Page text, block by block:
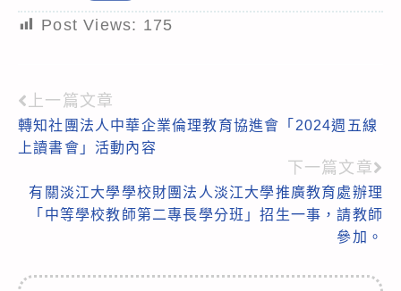
Post Views: 175
Read
more
上一篇文章
轉知社團法人中華企業倫理教育協進會「2024週五線
上讀書會」活動內容
下一篇文章
有關淡江大學學校財團法人淡江大學推廣教育處辦理
「中等學校教師第二專長學分班」招生一事，請教師
參加。